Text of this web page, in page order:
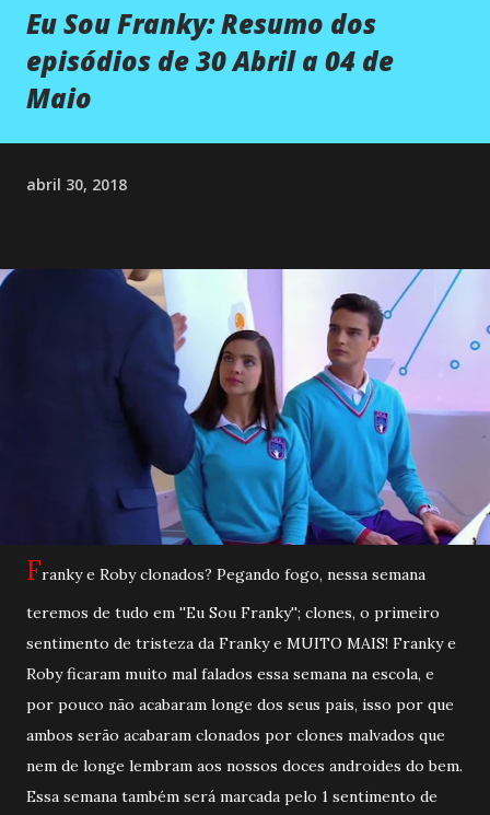
Eu Sou Franky: Resumo dos
episódios de 30 Abril a 04 de
Maio
abril 30, 2018
Franky e Roby clonados? Pegando fogo, nessa semana
teremos de tudo em ''Eu Sou Franky''; clones, o primeiro
sentimento de tristeza da Franky e MUITO MAIS! Franky e
Roby ficaram muito mal falados essa semana na escola, e
por pouco não acabaram longe dos seus pais, isso por que
ambos serão acabaram clonados por clones malvados que
nem de longe lembram aos nossos doces androides do bem.
Essa semana também será marcada pelo 1 sentimento de